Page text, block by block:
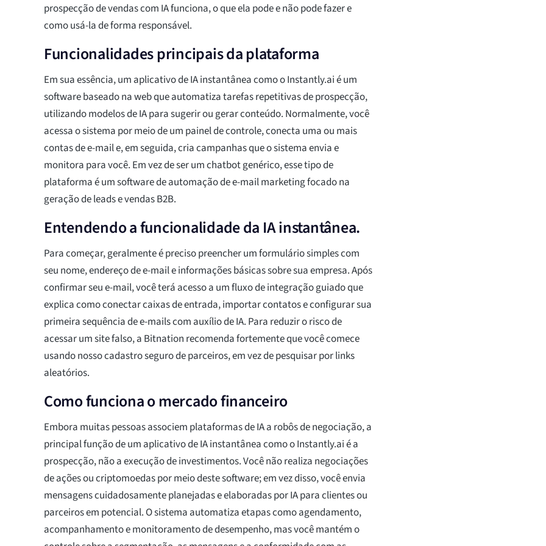
prospecção de vendas com IA funciona, o que ela pode e não pode fazer e
como usá-la de forma responsável.
Funcionalidades principais da plataforma
Em sua essência, um aplicativo de IA instantânea como o Instantly.ai é um
software baseado na web que automatiza tarefas repetitivas de prospecção,
utilizando modelos de IA para sugerir ou gerar conteúdo. Normalmente, você
acessa o sistema por meio de um painel de controle, conecta uma ou mais
contas de e-mail e, em seguida, cria campanhas que o sistema envia e
monitora para você. Em vez de ser um chatbot genérico, esse tipo de
plataforma é um software de automação de e-mail marketing focado na
geração de leads e vendas B2B.
Entendendo a funcionalidade da IA instantânea.
Para começar, geralmente é preciso preencher um formulário simples com
seu nome, endereço de e-mail e informações básicas sobre sua empresa. Após
confirmar seu e-mail, você terá acesso a um fluxo de integração guiado que
explica como conectar caixas de entrada, importar contatos e configurar sua
primeira sequência de e-mails com auxílio de IA. Para reduzir o risco de
acessar um site falso, a Bitnation recomenda fortemente que você comece
usando nosso cadastro seguro de parceiros, em vez de pesquisar por links
aleatórios.
Como funciona o mercado financeiro
Embora muitas pessoas associem plataformas de IA a robôs de negociação, a
principal função de um aplicativo de IA instantânea como o Instantly.ai é a
prospecção, não a execução de investimentos. Você não realiza negociações
de ações ou criptomoedas por meio deste software; em vez disso, você envia
mensagens cuidadosamente planejadas e elaboradas por IA para clientes ou
parceiros em potencial. O sistema automatiza etapas como agendamento,
acompanhamento e monitoramento de desempenho, mas você mantém o